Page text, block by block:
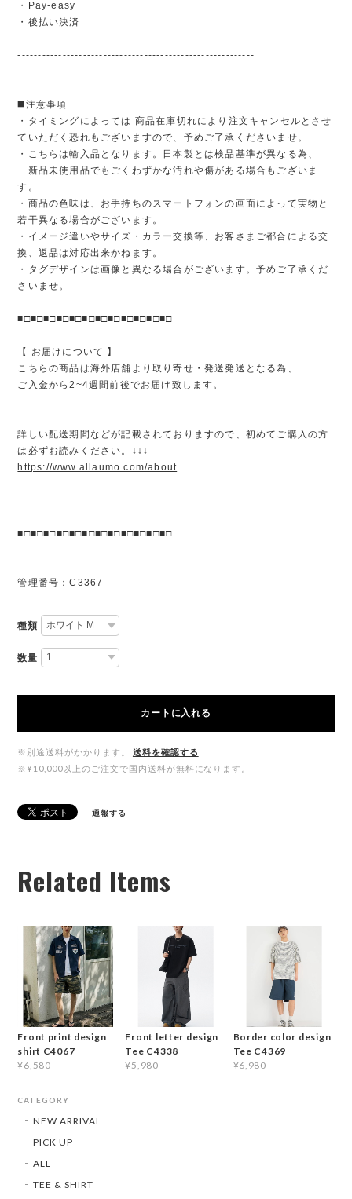
・Pay-easy
・後払い決済
----------------------------------------------------------
◼️注意事項
・タイミングによっては 商品在庫切れにより注文キャンセルとさせ
ていただく恐れもございますので、予めご了承くださいませ。
・こちらは輸入品となります。日本製とは検品基準が異なる為、
新品未使用品でもごくわずかな汚れや傷がある場合もございま
す。
・商品の色味は、お手持ちのスマートフォンの画面によって実物と
若干異なる場合がございます。
・イメージ違いやサイズ・カラー交換等、お客さまご都合による交
換、返品は対応出来かねます。
・タグデザインは画像と異なる場合がございます。予めご了承くだ
さいませ。
■□■□■□■□■□■□■□■□■□■□■□■□
【 お届けについて 】
こちらの商品は海外店舗より取り寄せ・発送発送となる為、
ご入金から2~4週間前後でお届け致します。
詳しい配送期間などが記載されておりますので、初めてご購入の方
は必ずお読みください。↓↓↓
https://www.allaumo.com/about
■□■□■□■□■□■□■□■□■□■□■□■□
管理番号：C3367
種類
数量
カートに入れる
※別途送料がかかります。
送料を確認する
※¥10,000以上のご注文で国内送料が無料になります。
通報する
Related Items
Front print design
shirt C4067
¥6,580
Front letter design
Tee C4338
¥5,980
Border color design
Tee C4369
¥6,980
CATEGORY
NEW ARRIVAL
PICK UP
ALL
TEE & SHIRT